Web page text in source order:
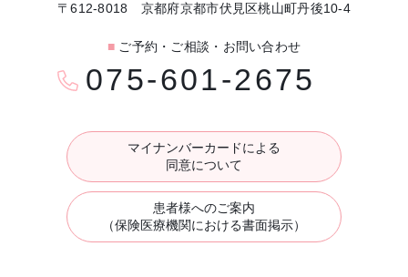
〒612-8018 京都府京都市伏見区桃山町丹後10-4
■ ご予約・ご相談・お問い合わせ
075-601-2675
マイナンバーカードによる
同意について
患者様へのご案内
（保険医療機関における書面掲示）